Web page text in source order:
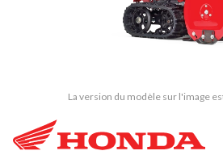
La version du modèle sur l'image